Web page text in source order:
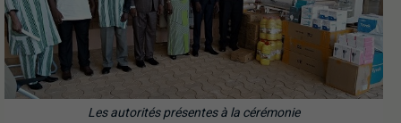
Les autorités présentes à la cérémonie